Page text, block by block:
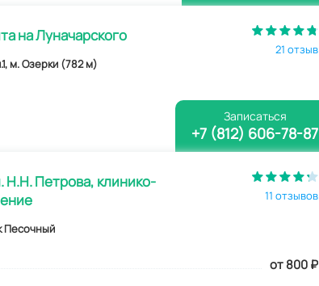
на Луначарского
м. Озерки (782 м)
21 отзыв
Записаться
+7 (812) 606-78-87
Петрова, клинико-
Песочный
11 отзывов
от 800₽